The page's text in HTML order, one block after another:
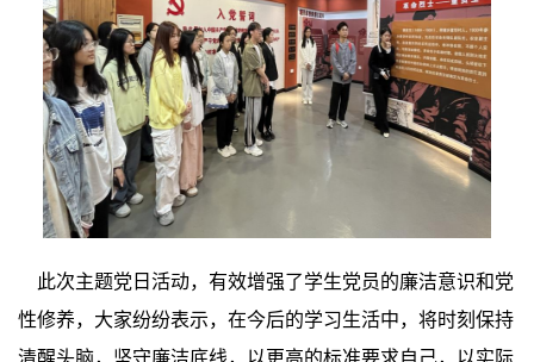
此次主题党日活动，有效增强了学生党员的廉洁意识和党
性修养，大家纷纷表示，在今后的学习生活中，将时刻保持
清醒头脑，坚守廉洁底线，以更高的标准要求自己，以实际